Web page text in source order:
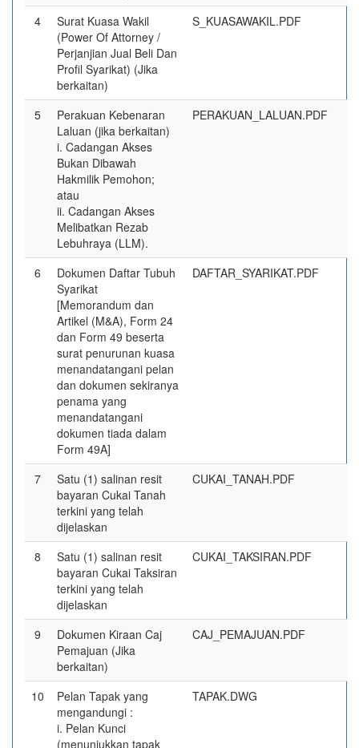
4
Surat Kuasa Wakil
(Power Of Attorney /
Perjanjian Jual Beli Dan
Profil Syarikat) (Jika
berkaitan)
S_KUASAWAKIL.PDF
5
Perakuan Kebenaran
Laluan (jika berkaitan)
i. Cadangan Akses
Bukan Dibawah
Hakmilik Pemohon;
atau
ii. Cadangan Akses
Melibatkan Rezab
Lebuhraya (LLM).
PERAKUAN_LALUAN.PDF
6
Dokumen Daftar Tubuh
Syarikat
[Memorandum dan
Artikel (M&A), Form 24
dan Form 49 beserta
surat penurunan kuasa
menandatangani pelan
dan dokumen sekiranya
penama yang
menandatangani
dokumen tiada dalam
Form 49A]
DAFTAR_SYARIKAT.PDF
7
Satu (1) salinan resit
bayaran Cukai Tanah
terkini yang telah
dijelaskan
CUKAI_TANAH.PDF
8
Satu (1) salinan resit
bayaran Cukai Taksiran
terkini yang telah
dijelaskan
CUKAI_TAKSIRAN.PDF
9
Dokumen Kiraan Caj
Pemajuan (Jika
berkaitan)
CAJ_PEMAJUAN.PDF
10
Pelan Tapak yang
mengandungi :
i. Pelan Kunci
(menunjukkan tapak
TAPAK.DWG